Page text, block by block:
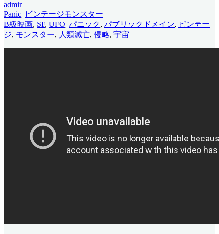
admin
Panic, ビンテージモンスター
B級映画, SF, UFO, パニック, パブリックドメイン, ビンテー
ジ, モンスター, 人類滅亡, 侵略, 宇宙